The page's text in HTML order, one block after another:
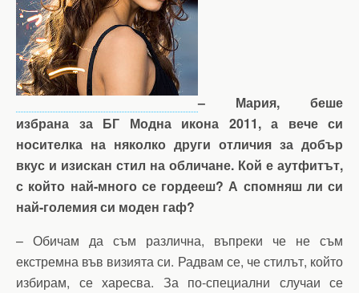
– Мария, беше
избрана за БГ Модна икона 2011, а вече си
носителка на няколко други отличия за добър
вкус и изискан стил на обличане. Кой е аутфитът,
с който най-много се гордееш? А спомняш ли си
най-големия си моден гаф?
– Обичам да съм различна, въпреки че не съм
екстремна във визията си. Радвам се, че стилът, който
избирам, се харесва. За по-специални случаи се